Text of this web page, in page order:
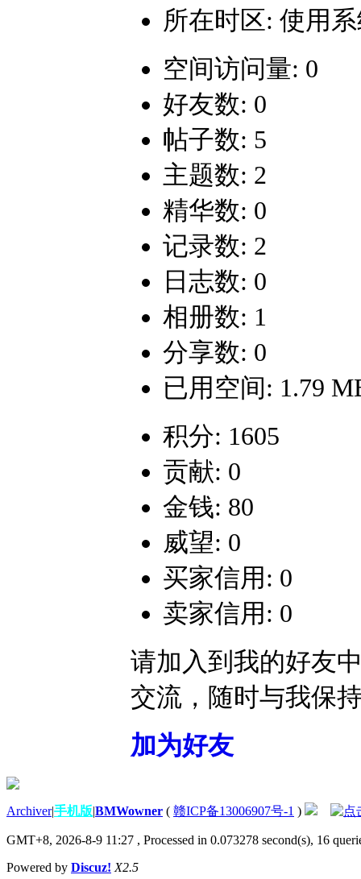
所在时区: 使用
空间访问量: 0
好友数: 0
帖子数: 5
主题数: 2
精华数: 0
记录数: 2
日志数: 0
相册数: 1
分享数: 0
已用空间: 1.79
积分: 1605
贡献: 0
金钱: 80
威望: 0
买家信用: 0
卖家信用: 0
请加入到我的好友
交流，随时与我保
加为好友
Archiver|手机版|BMWowner ( 赣ICP备13006907号-1 )
GMT+8, 2026-8-9 11:27 , Processed in 0.073278 second(s), 16
Powered by Discuz! X2.5